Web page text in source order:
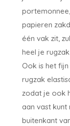
papieren
één vak zit,
heel je
Ook is het
rugzak
zodat je ook
aan vast kunt
buitenkant